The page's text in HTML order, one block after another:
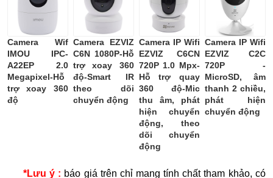
Camera Wif
IMOU IPC-
A22EP 2.0
Megapixel-Hỗ
trợ xoay 360
độ
Camera EZVIZ
C6N 1080P-Hỗ
trợ xoay 360
độ-Smart IR
theo dõi
chuyển động
Camera IP Wifi
EZVIZ C6CN
720P 1.0 Mpx-
Hỗ trợ quay
360 độ-Mic
thu âm, phát
hiện chuyển
động, theo
dõi chuyển
động
Camera IP Wifi
EZVIZ C2C
720P -
MicroSD, âm
thanh 2 chiều,
phát hiện
chuyển động
*Lưu ý : báo giá trên chỉ mang tính chất tham khảo, có